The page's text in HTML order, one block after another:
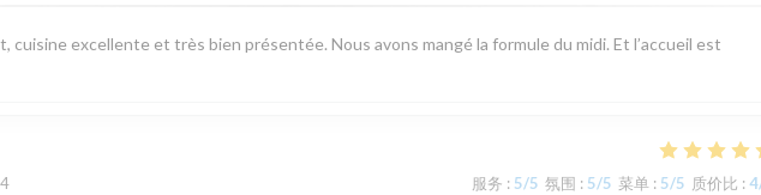
cuisine excellente et très bien présentée. Nous avons mangé la formule du midi. Et l’accueil est
服务 : 5/5 氛围 : 5/5 菜单 : 5/5 质价比 : 4